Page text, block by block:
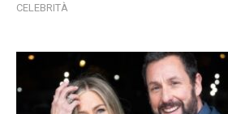
CELEBRITÀ